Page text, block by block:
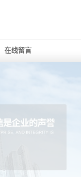
在线留言